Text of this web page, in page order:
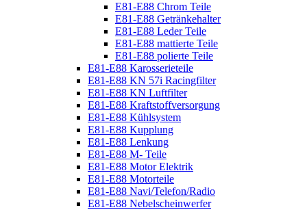
E81-E88 Chrom Teile
E81-E88 Getränkehalter
E81-E88 Leder Teile
E81-E88 mattierte Teile
E81-E88 polierte Teile
E81-E88 Karosserieteile
E81-E88 KN 57i Racingfilter
E81-E88 KN Luftfilter
E81-E88 Kraftstoffversorgung
E81-E88 Kühlsystem
E81-E88 Kupplung
E81-E88 Lenkung
E81-E88 M- Teile
E81-E88 Motor Elektrik
E81-E88 Motorteile
E81-E88 Navi/Telefon/Radio
E81-E88 Nebelscheinwerfer